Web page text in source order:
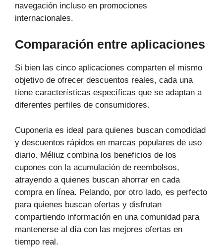
navegación incluso en promociones
internacionales.
Comparación entre aplicaciones
Si bien las cinco aplicaciones comparten el mismo
objetivo de ofrecer descuentos reales, cada una
tiene características específicas que se adaptan a
diferentes perfiles de consumidores.
Cuponeria es ideal para quienes buscan comodidad
y descuentos rápidos en marcas populares de uso
diario. Méliuz combina los beneficios de los
cupones con la acumulación de reembolsos,
atrayendo a quienes buscan ahorrar en cada
compra en línea. Pelando, por otro lado, es perfecto
para quienes buscan ofertas y disfrutan
compartiendo información en una comunidad para
mantenerse al día con las mejores ofertas en
tiempo real.